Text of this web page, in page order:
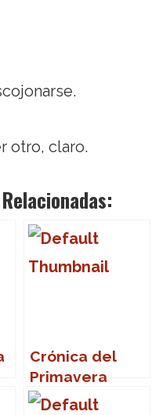
otro, claro.
Crónica del
Primavera
Sound 2007